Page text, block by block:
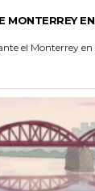
MONTERREY
el Monterrey en